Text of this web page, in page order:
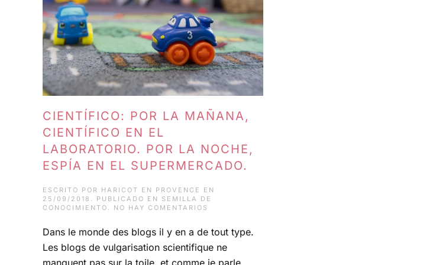
CIENTÍFICO: POR LA MAÑANA,
CIENTÍFICO EN EL
LABORATORIO. POR LA NOCHE,
ESPÍA EN EL SUPERMERCADO.
ESCRITO POR HARICOT EN PROVENCE
EN
25/09/2018 . PUBLICADO EN SEMILLA DE
CONOCIMIENTO . NO HAY COMENTARIOS
LA
CIENTÍFICO
EN
Dans le monde des blogs il y en a de tout type.
Les blogs de vulgarisation scientifique ne